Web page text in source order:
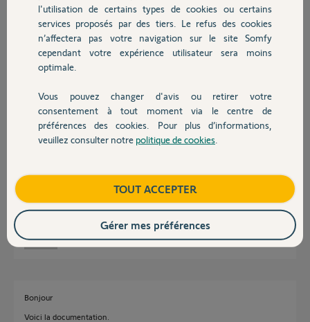
Autres produits
Devis avec un pro
Contact
Bonjour
Sans la référence de la motorisation, on ne peut rien vous envoyer !
Bonne journée !
il y a presque 6 ans
c'est monté sur un grand store
je ne sais pas si cela vous dit quelque chose
merci
Bonjour
Voici la documentation.
l'utilisation de certains types de cookies ou certains
services proposés par des tiers. Le refus des cookies
n’affectera pas votre navigation sur le site Somfy
cependant votre expérience utilisateur sera moins
optimale.
Vous pouvez changer d'avis ou retirer votre
consentement à tout moment via le centre de
préférences des cookies. Pour plus d’informations,
veuillez consulter notre politique de cookies
TOUT ACCEPTER
Gérer mes préférences